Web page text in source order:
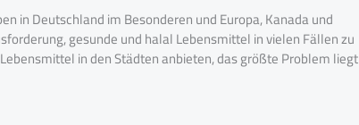
in Deutschland im Besonderen und Europa, Kanada und
gesunde und halal Lebensmittel in vielen Fällen zu
in den Städten anbieten, das größte Problem liegt